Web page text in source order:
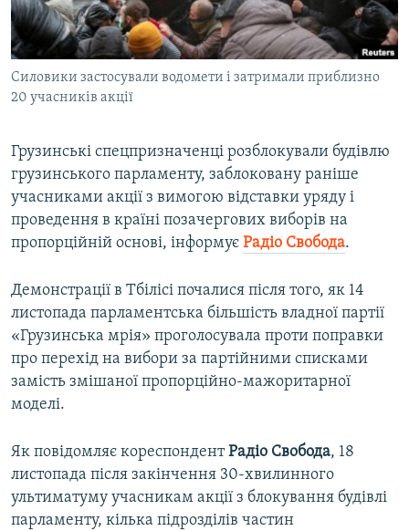
ВІДЕОУРОКИ «ELIFBE»
СВІДЧЕННЯ ОКУПАЦІЇ
УКРАЇНСЬКА ПРОБЛЕМА КРИМУ
Русский
Qırımtatar
Усі сайти RFE/RL
Силовики застосували водомети і затримали приблизно
20 учасників акції
Грузинські спецпризначенці розблокували будівлю
грузинського парламенту, заблоковану раніше
учасниками акції з вимогою відставки уряду і
проведення в країні позачергових виборів на
пропорційній основі, інформує Радіо Свобода.
Демонстрації в Тбілісі почалися після того, як 14
листопада парламентська більшість владної партії
«Грузинська мрія» проголосувала проти поправки
про перехід на вибори за партійними списками
замість змішаної пропорційно-мажоритарної
моделі.
Як повідомляє кореспондентРадіо Свобода, 18
листопада після закінчення 30-хвилинного
ультиматуму учасникам акції з блокування будівлі
парламенту, кілька підрозділів частин